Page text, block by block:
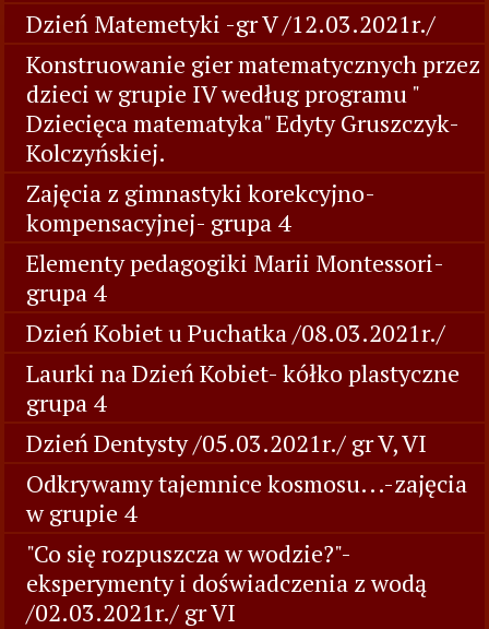
Dzień Matemetyki -gr V /12.03.2021r./
Konstruowanie gier matematycznych przez
dzieci w grupie IV według programu "
Dziecięca matematyka" Edyty Gruszczyk-
Kolczyńskiej.
Zajęcia z gimnastyki korekcyjno-
kompensacyjnej- grupa 4
Elementy pedagogiki Marii Montessori-
grupa 4
Dzień Kobiet u Puchatka /08.03.2021r./
Laurki na Dzień Kobiet- kółko plastyczne
grupa 4
Dzień Dentysty /05.03.2021r./ gr V, VI
Odkrywamy tajemnice kosmosu...-zajęcia
w grupie 4
"Co się rozpuszcza w wodzie?"-
eksperymenty i doświadczenia z wodą
/02.03.2021r./ gr VI